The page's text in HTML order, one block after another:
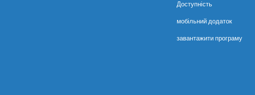
Доступність
мобільний додаток
завантажити програму